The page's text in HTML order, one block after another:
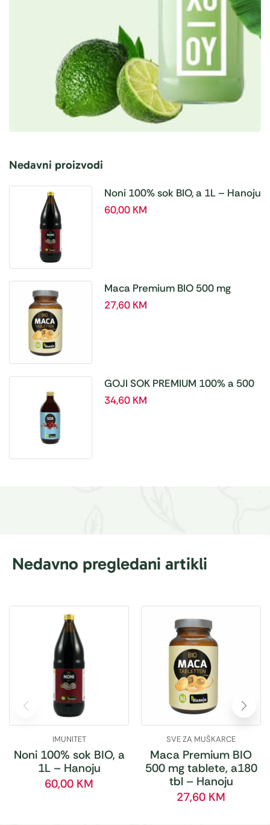
Nedavni proizvodi
Noni 100% sok BIO, a 1L – Hanoju
60,00 KM
Maca Premium BIO 500 mg
tablete, a180 tbl – Hanoju
27,60 KM
GOJI SOK PREMIUM 100% a 500
ml
34,60 KM
Nedavno pregledani artikli
IMUNITET
Noni 100% sok BIO, a
1L – Hanoju
60,00 KM
SVE ZA MUŠKARCE
Maca Premium BIO
500 mg tablete, a180
tbl – Hanoju
27,60 KM